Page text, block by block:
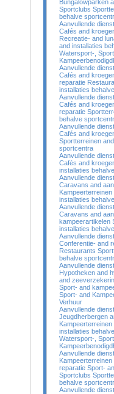
Bungalowparken
Sportclubs
behalve
Aanvullende
Cafés and
Recreatie- and
and installaties
Watersport-,
Aanvullende
Cafés and
reparatie
installaties
Aanvullende
Cafés and
reparatie
behalve
Aanvullende
Cafés and
Sportterreinen
sportcentra
Aanvullende
Cafés and
installaties
Aanvullende
Caravans and
installaties
Aanvullende
Caravans and
kampeerartikelen
installaties
Aanvullende
Conferentie- and
Restaurants
behalve
Aanvullende
Hypotheken and
and
Sport- and
Sport- and
Verhuur
Aanvullende
Jeugdherbergen
installaties
Watersport-,
Aanvullende
reparatie Sport-
Sportclubs
behalve
Aanvullende